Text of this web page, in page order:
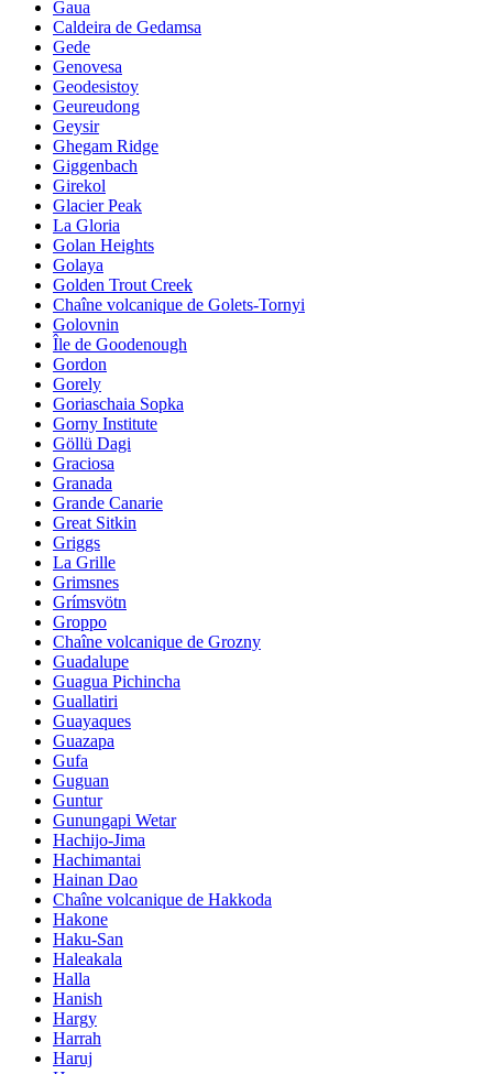
Gaua
Caldeira de Gedamsa
Gede
Genovesa
Geodesistoy
Geureudong
Geysir
Ghegam Ridge
Giggenbach
Girekol
Glacier Peak
La Gloria
Golan Heights
Golaya
Golden Trout Creek
Chaîne volcanique de Golets-Tornyi
Golovnin
Île de Goodenough
Gordon
Gorely
Goriaschaia Sopka
Gorny Institute
Göllü Dagi
Graciosa
Granada
Grande Canarie
Great Sitkin
Griggs
La Grille
Grimsnes
Grímsvötn
Groppo
Chaîne volcanique de Grozny
Guadalupe
Guagua Pichincha
Guallatiri
Guayaques
Guazapa
Gufa
Guguan
Guntur
Gunungapi Wetar
Hachijo-Jima
Hachimantai
Hainan Dao
Chaîne volcanique de Hakkoda
Hakone
Haku-San
Haleakala
Halla
Hanish
Hargy
Harrah
Haruj